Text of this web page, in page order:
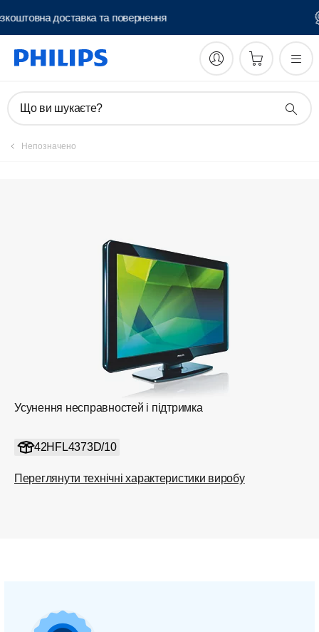
Безкоштовна доставка та повернення
Що ви шукаєте?
Непозначено
Усунення несправностей і підтримка
42HFL4373D/10
Переглянути технічні характеристики виробу
Зареєструвати виріб